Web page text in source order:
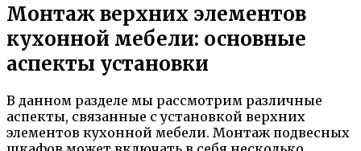
Монтаж верхних элементов
кухонной мебели: основные
аспекты установки
В данном разделе мы рассмотрим различные
аспекты, связанные с установкой верхних
элементов кухонной мебели. Монтаж подвесных